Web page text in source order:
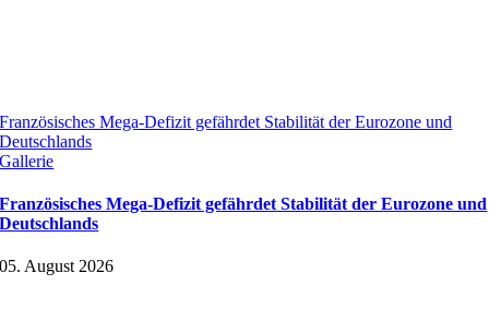
Französisches Mega-Defizit gefährdet Stabilität der Eurozone und
Deutschlands
Gallerie
Französisches Mega-Defizit gefährdet Stabilität der Eurozone und
Deutschlands
05. August 2026